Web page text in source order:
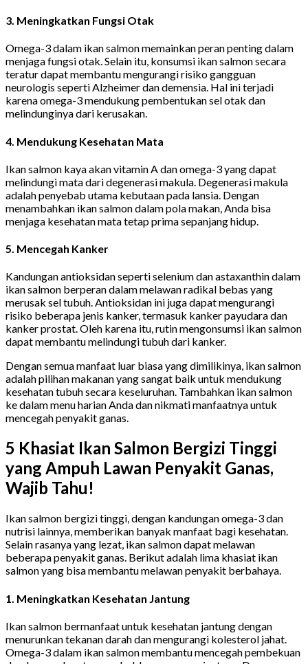
3. Meningkatkan Fungsi Otak
Omega-3 dalam ikan salmon memainkan peran penting dalam
menjaga fungsi otak. Selain itu, konsumsi ikan salmon secara
teratur dapat membantu mengurangi risiko gangguan
neurologis seperti Alzheimer dan demensia. Hal ini terjadi
karena omega-3 mendukung pembentukan sel otak dan
melindunginya dari kerusakan.
4. Mendukung Kesehatan Mata
Ikan salmon kaya akan vitamin A dan omega-3 yang dapat
melindungi mata dari degenerasi makula. Degenerasi makula
adalah penyebab utama kebutaan pada lansia. Dengan
menambahkan ikan salmon dalam pola makan, Anda bisa
menjaga kesehatan mata tetap prima sepanjang hidup.
5. Mencegah Kanker
Kandungan antioksidan seperti selenium dan astaxanthin dalam
ikan salmon berperan dalam melawan radikal bebas yang
merusak sel tubuh. Antioksidan ini juga dapat mengurangi
risiko beberapa jenis kanker, termasuk kanker payudara dan
kanker prostat. Oleh karena itu, rutin mengonsumsi ikan salmon
dapat membantu melindungi tubuh dari kanker.
Dengan semua manfaat luar biasa yang dimilikinya, ikan salmon
adalah pilihan makanan yang sangat baik untuk mendukung
kesehatan tubuh secara keseluruhan. Tambahkan ikan salmon
ke dalam menu harian Anda dan nikmati manfaatnya untuk
mencegah penyakit ganas.
5 Khasiat Ikan Salmon Bergizi Tinggi
yang Ampuh Lawan Penyakit Ganas,
Wajib Tahu!
Ikan salmon bergizi tinggi, dengan kandungan omega-3 dan
nutrisi lainnya, memberikan banyak manfaat bagi kesehatan.
Selain rasanya yang lezat, ikan salmon dapat melawan
beberapa penyakit ganas. Berikut adalah lima khasiat ikan
salmon yang bisa membantu melawan penyakit berbahaya.
1. Meningkatkan Kesehatan Jantung
Ikan salmon bermanfaat untuk kesehatan jantung dengan
menurunkan tekanan darah dan mengurangi kolesterol jahat.
Omega-3 dalam ikan salmon membantu mencegah pembekuan